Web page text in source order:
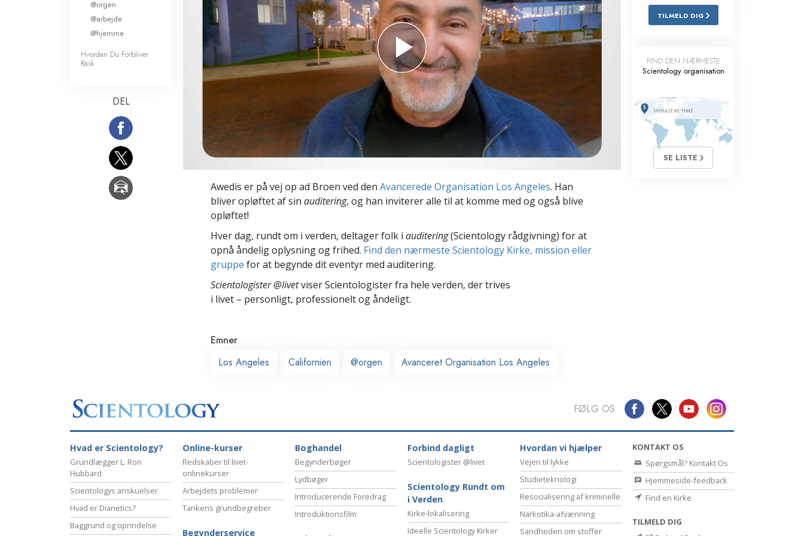
Kærlighed og had –
Hvad er storhed?
Scientology Kirkens Frivillige
Hjælpere
Løsninger til stoffer
Børn
Redskaber til arbejdspladsen
Årsagen til undertrykkelse
Undersøgelser
Organiseringens grundlag
Awedis er på vej op ad Broen ved den Avancerede Organisation Los Angeles. Han
bliver opløftet af sin auditering, og han inviterer alle til at komme med og også blive
opløftet!
Hver dag, rundt om i verden, deltager folk i auditering(Scientology rådgivning) for at
opnå åndelig oplysning og frihed. Find den nærmeste Scientology Kirke, mission eller
gruppe for at begynde dit eventyr med auditering.
Scientologister @livetviser Scientologister fra hele verden, der trives
i livet – personligt, professionelt og åndeligt.
Emner
Los Angeles
Californien @orgen Avanceret Organisation Los Angeles
@orgen
@arbejde
@hjemme
Hvordan Du Forbliver
Rask
DEL
TILMELD DIG
FIND DEN NÆRMESTE
Scientology organisation
SE LISTE
FØLG OS
Hvad er Scientology?
Grundlægger L. Ron
Hubbard
Scientologys anskuelser
Hvad er Dianetics?
Baggrund og oprindelse
Online-kurser
Redskaber til livet-
onlinekurser
Arbejdets problemer
Tankens grundbegreber
Begynderservice
Boghandel
Begynderbøger
Lydbøger
Introducerende Foredrag
Introduktionsfilm
Forbind dagligt
Scientologister @livet
Scientology Rundt om
i Verden
Kirke-lokalisering
Ideelle Scientology Kirker
Hvordan vi hjælper
Vejen til lykke
Studieteknologi
Resocialisering af kriminelle
Narkotika-afvænning
Sandheden om stoffer
KONTAKT OS
Spørgsmål? Kontakt Os
Hjemmeside-feedback
Find en Kirke
TILMELD DIG